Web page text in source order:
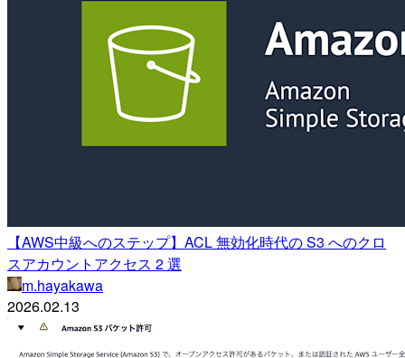
【AWS中級へのステップ】ACL 無効化時代の S3 へのクロ
スアカウントアクセス 2 選
m.hayakawa
2026.02.13